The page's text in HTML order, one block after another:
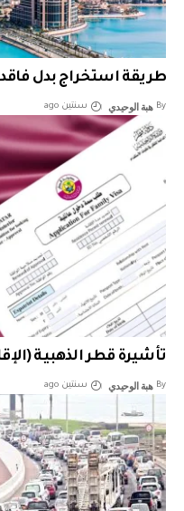
طريقة استخراج بدل
By هبة الوحيدي سنتين ago
تأشيرة قطر الذهبية
By هبة الوحيدي سنتين ago